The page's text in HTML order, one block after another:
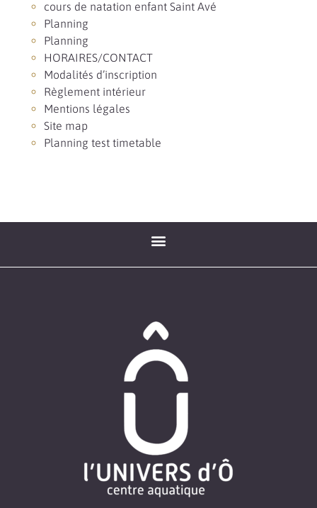
cours de natation enfant Saint Avé
Planning
Planning
HORAIRES/CONTACT
Modalités d’inscription
Règlement intérieur
Mentions légales
Site map
Planning test timetable